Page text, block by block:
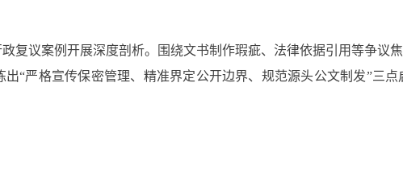
议案例开展深度剖析。围绕文书制作瑕疵、法律依据引用等争议
“严格宣传保密管理、精准界定公开边界、规范源头公文制发”三